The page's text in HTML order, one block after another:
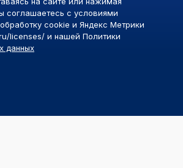
соглашаетесь с условиями
cookie и Яндекс Метрики
licenses/ и нашей Политики
данных